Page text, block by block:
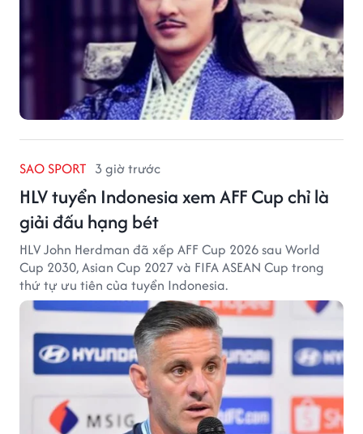
SAO SPORT 3 giờ trước
HLV tuyển Indonesia xem AFF Cup chỉ là
giải đấu hạng bét
HLV John Herdman đã xếp AFF Cup 2026 sau World
Cup 2030, Asian Cup 2027 và FIFA ASEAN Cup trong
thứ tự ưu tiên của tuyển Indonesia.